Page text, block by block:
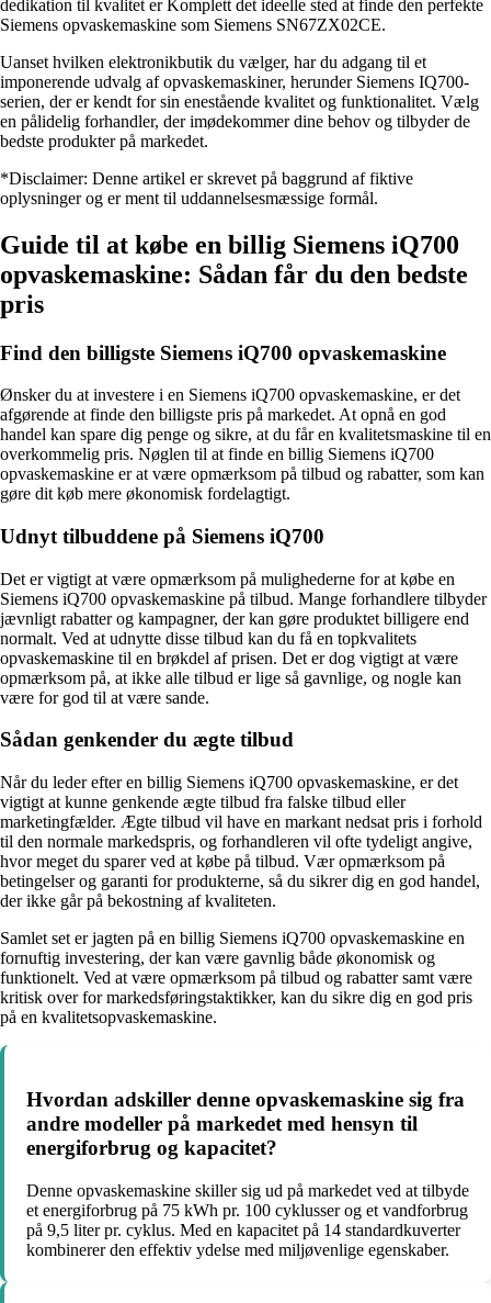
dedikation til kvalitet er Komplett det ideelle sted at finde den perfekte
Siemens opvaskemaskine som Siemens SN67ZX02CE.
Uanset hvilken elektronikbutik du vælger, har du adgang til et
imponerende udvalg af opvaskemaskiner, herunder Siemens IQ700-
serien, der er kendt for sin enestående kvalitet og funktionalitet. Vælg
en pålidelig forhandler, der imødekommer dine behov og tilbyder de
bedste produkter på markedet.
*Disclaimer: Denne artikel er skrevet på baggrund af fiktive
oplysninger og er ment til uddannelsesmæssige formål.
Guide til at købe en billig Siemens iQ700
opvaskemaskine: Sådan får du den bedste
pris
Find den billigste Siemens iQ700 opvaskemaskine
Ønsker du at investere i en Siemens iQ700 opvaskemaskine, er det
afgørende at finde den billigste pris på markedet. At opnå en god
handel kan spare dig penge og sikre, at du får en kvalitetsmaskine til en
overkommelig pris. Nøglen til at finde en billig Siemens iQ700
opvaskemaskine er at være opmærksom på tilbud og rabatter, som kan
gøre dit køb mere økonomisk fordelagtigt.
Udnyt tilbuddene på Siemens iQ700
Det er vigtigt at være opmærksom på mulighederne for at købe en
Siemens iQ700 opvaskemaskine på tilbud. Mange forhandlere tilbyder
jævnligt rabatter og kampagner, der kan gøre produktet billigere end
normalt. Ved at udnytte disse tilbud kan du få en topkvalitets
opvaskemaskine til en brøkdel af prisen. Det er dog vigtigt at være
opmærksom på, at ikke alle tilbud er lige så gavnlige, og nogle kan
være for god til at være sande.
Sådan genkender du ægte tilbud
Når du leder efter en billig Siemens iQ700 opvaskemaskine, er det
vigtigt at kunne genkende ægte tilbud fra falske tilbud eller
marketingfælder. Ægte tilbud vil have en markant nedsat pris i forhold
til den normale markedspris, og forhandleren vil ofte tydeligt angive,
hvor meget du sparer ved at købe på tilbud. Vær opmærksom på
betingelser og garanti for produkterne, så du sikrer dig en god handel,
der ikke går på bekostning af kvaliteten.
Samlet set er jagten på en billig Siemens iQ700 opvaskemaskine en
fornuftig investering, der kan være gavnlig både økonomisk og
funktionelt. Ved at være opmærksom på tilbud og rabatter samt være
kritisk over for markedsføringstaktikker, kan du sikre dig en god pris
på en kvalitetsopvaskemaskine.
Hvordan adskiller denne opvaskemaskine sig fra
andre modeller på markedet med hensyn til
energiforbrug og kapacitet?
Denne opvaskemaskine skiller sig ud på markedet ved at tilbyde
et energiforbrug på 75 kWh pr. 100 cyklusser og et vandforbrug
på 9,5 liter pr. cyklus. Med en kapacitet på 14 standardkuverter
kombinerer den effektiv ydelse med miljøvenlige egenskaber.